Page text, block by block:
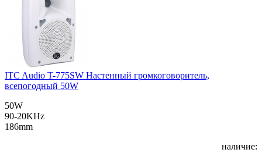
ITC Audio T-775SW Настенный громкоговоритель,
всепогодный 50W
50W
90-20KHz
186mm
наличие: